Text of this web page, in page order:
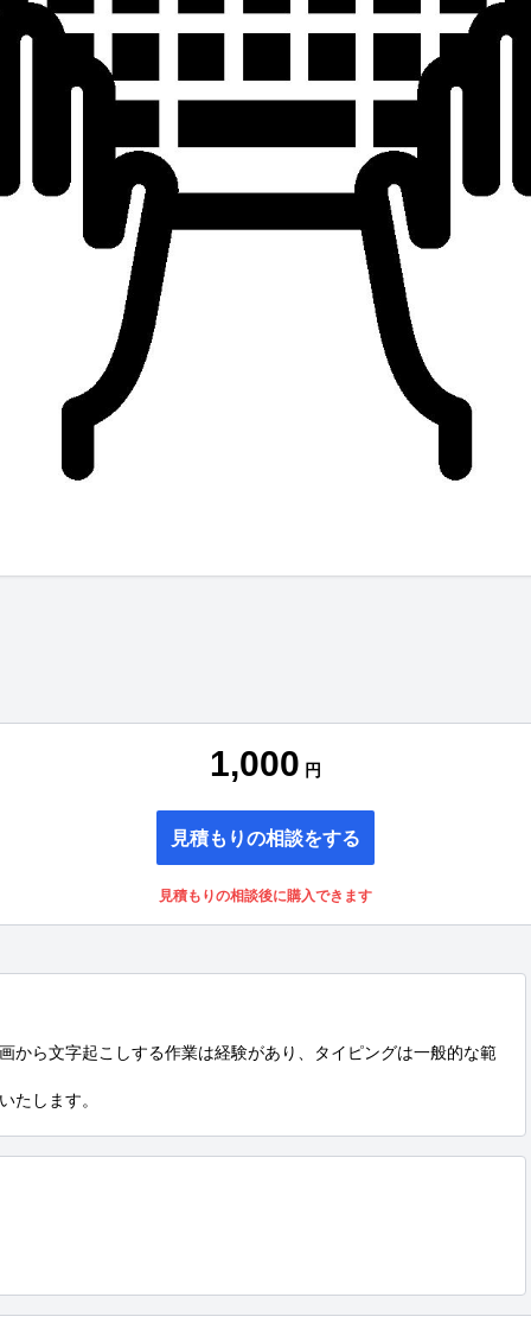
1,000 円
見積もりの相談をする
見積もりの相談後に購入できます
から文字起こしする作業は経験があり、タイピングは一般的な範
たします。